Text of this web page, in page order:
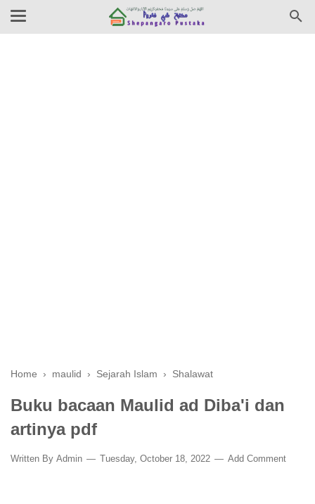
Home › maulid › Sejarah Islam › Shalawat
Buku bacaan Maulid ad Diba'i dan
artinya pdf
Written By Admin Tuesday, October 18, 2022 Add Comment